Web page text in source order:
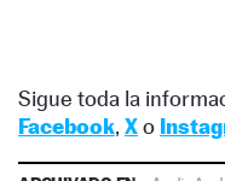
Sigue toda la
Facebook, Xo